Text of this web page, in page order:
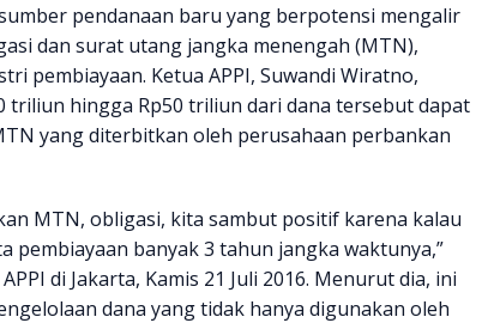
pendanaan baru yang berpotensi mengalir
dan surat utang jangka menengah (MTN),
pembiayaan. Ketua APPI, Suwandi Wiratno,
triliun hingga Rp50 triliun dari dana tersebut dapat
yang diterbitkan oleh perusahaan perbankan
MTN, obligasi, kita sambut positif karena kalau
pembiayaan banyak 3 tahun jangka waktunya,”
di Jakarta, Kamis 21 Juli 2016. Menurut dia, ini
dana yang tidak hanya digunakan oleh